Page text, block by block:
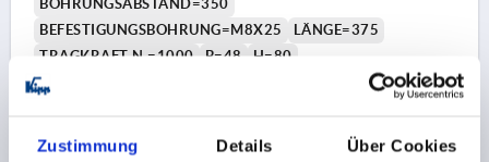
Zustimmung Details Über Cookies
BOHRUNGSABSTAND=350
BEFESTIGUNGSBOHRUNG=M8X25
LÄNGE=375
TRAGKRAFT N =1000
B=48 H=80
Bestellnummer:
285,32 €
DETAILS